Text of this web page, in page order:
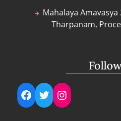
Mahalaya
Tharpanam,
Facebook
TwitterInstagram